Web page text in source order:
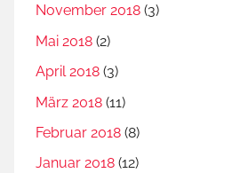
November 2018 (3)
Mai 2018 (2)
April 2018 (3)
März 2018 (11)
Februar 2018 (8)
Januar 2018 (12)